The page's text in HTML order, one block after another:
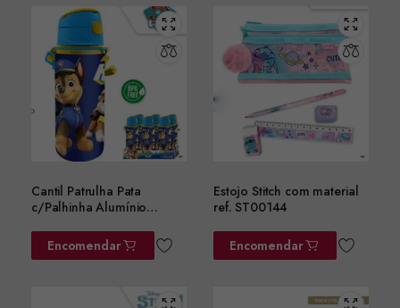
Cantil Patrulha Pata
c/Palhinha Alumínio
Encomendar
Estojo Stitch com material
ref. ST00144
Encomendar